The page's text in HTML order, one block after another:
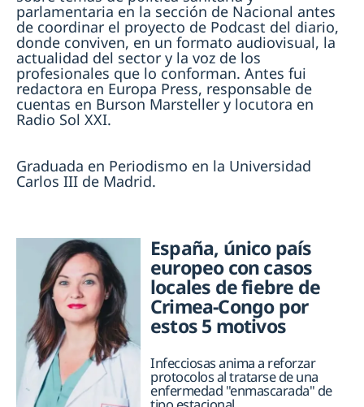
parlamentaria en la sección de Nacional antes
de coordinar el proyecto de Podcast del diario,
donde conviven, en un formato audiovisual, la
actualidad del sector y la voz de los
profesionales que lo conforman. Antes fui
redactora en Europa Press, responsable de
cuentas en Burson Marsteller y locutora en
Radio Sol XXI.
Graduada en Periodismo en la Universidad
Carlos III de Madrid.
España, único país
europeo con casos
locales de fiebre de
Crimea-Congo por
estos 5 motivos
Infecciosas anima a reforzar
protocolos al tratarse de una
enfermedad "enmascarada" de